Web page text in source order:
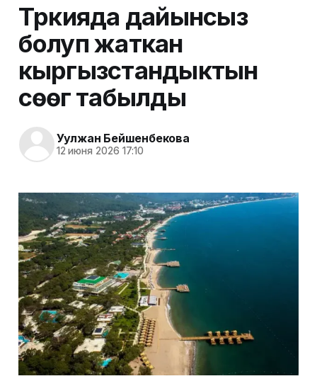
Түркияда дайынсыз
болуп жаткан
кыргызстандыктын
сөөгү табылды
Уулжан Бейшенбекова
12 июня 2026 17:10